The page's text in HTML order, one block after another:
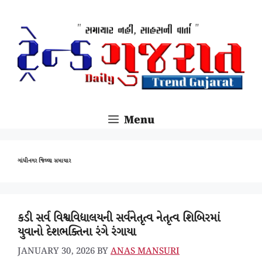
CONTENT
Menu
ગાંધીનગર જિલ્લા સમાચાર
કડી સર્વ વિશ્વવિદ્યાલયની સર્વનેતૃત્વ નેતૃત્વ શિબિરમાં
યુવાનો દેશભક્તિના રંગે રંગાયા
JANUARY 30, 2026BYANAS MANSURI